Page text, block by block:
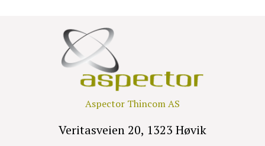
Aspector Thincom AS
Veritasveien 20, 1323 Høvik